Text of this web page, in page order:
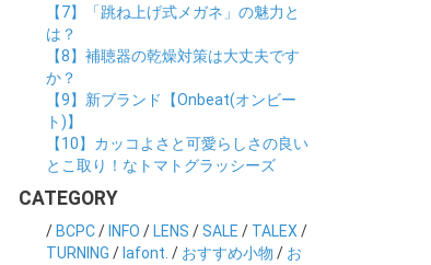
【7】「跳ね上げ式メガネ」の魅力と
は？
【8】補聴器の乾燥対策は大丈夫です
か？
【9】新ブランド【Onbeat(オンビー
ト)】
【10】カッコよさと可愛らしさの良い
とこ取り！なトマトグラッシーズ
CATEGORY
/ BCPC/ INFO / LENS /SALE / TALEX /
TURNING / lafont. / おすすめ小物 / お